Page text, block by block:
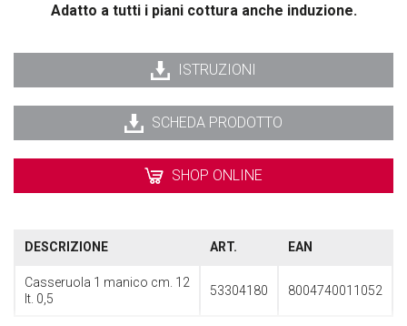
Adatto a tutti i piani cottura anche induzione.
ISTRUZIONI
SCHEDA PRODOTTO
SHOP ONLINE
DESCRIZIONE ART. EAN
Casseruola 1 manico cm. 12
lt. 0,5
53304180 8004740011052